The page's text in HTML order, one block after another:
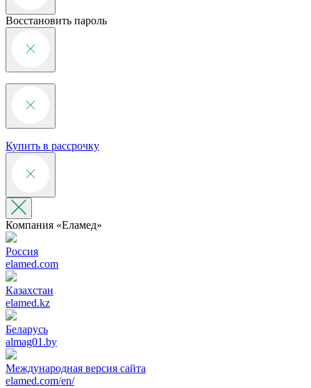
Восстановить пароль
Купить в рассрочку
Компания «‎Еламед»
Россия
elamed.com
Казахстан
elamed.kz
Беларусь
almag01.by
Международная версия сайта
elamed.com/en/